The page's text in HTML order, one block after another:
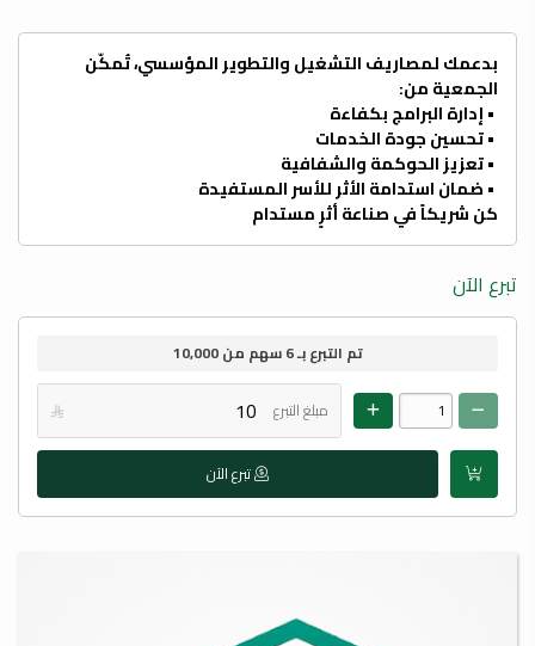
بدعمك لمصاريف التشغيل والتطوير المؤسسي، تُمكّن
الجمعية من:
• إدارة البرامج بكفاءة
• تحسين جودة الخدمات
• تعزيز الحوكمة والشفافية
• ضمان استدامة الأثر للأسر المستفيدة
كن شريكاً في صناعة أثرٍ مستدام
تبرع الآن
تم التبرع بـ6سهم من10,000
مبلغ التبرع 
تبرع الآن